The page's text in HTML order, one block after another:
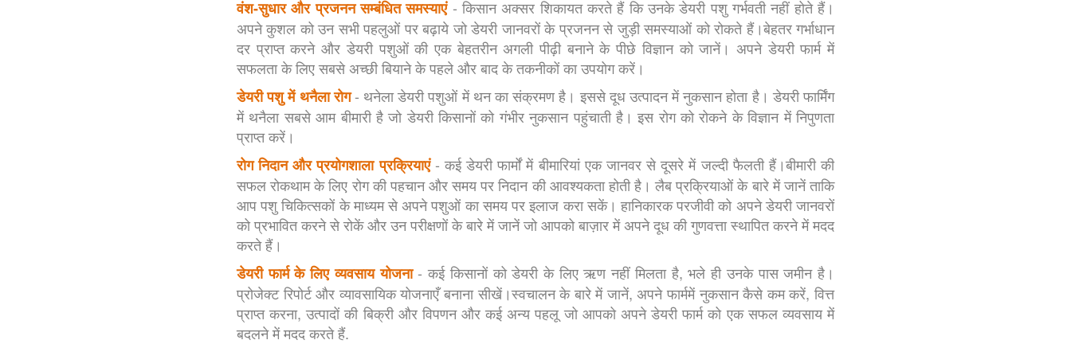
वंश-सुधार और प्रजनन सम्बंधित समस्याएं- किसान अक्सर शिकायत करते हैं कि उनके डेयरी पशु गर्भवती नहीं होते हैं।
अपने कुशल को उन सभी पहलुओं पर बढ़ाये जो डेयरी जानवरों के प्रजनन से जुड़ी समस्याओं को रोकते हैं।बेहतर गर्भाधान
दर प्राप्त करने और डेयरी पशुओं की एक बेहतरीन अगली पीढ़ी बनाने के पीछे विज्ञान को जानें। अपने डेयरी फार्म में
सफलता के लिए सबसे अच्छी बियाने के पहले और बाद के तकनीकों का उपयोग करें।
डेयरी पशु में थनैला रोग- थनेला डेयरी पशुओं में थन का संक्रमण है। इससे दूध उत्पादन में नुकसान होता है। डेयरी फार्मिंग
में थनैला सबसे आम बीमारी है जो डेयरी किसानों को गंभीर नुकसान पहुंचाती है। इस रोग को रोकने के विज्ञान में निपुणता
प्राप्त करें।
रोग निदान और प्रयोगशाला प्रक्रियाएं - कई डेयरी फार्मों में बीमारियां एक जानवर से दूसरे में जल्दी फैलती हैं।बीमारी की
सफल रोकथाम के लिए रोग की पहचान और समय पर निदान की आवश्यकता होती है। लैब प्रक्रियाओं के बारे में जानें ताकि
आप पशु चिकित्सकों के माध्यम से अपने पशुओं का समय पर इलाज करा सकें। हानिकारक परजीवी को अपने डेयरी जानवरों
को प्रभावित करने से रोकें और उन परीक्षणों के बारे में जानें जो आपको बाज़ार में अपने दूध की गुणवत्ता स्थापित करने में मदद
करते हैं।
डेयरी फार्म के लिए व्यवसाय योजना- कई किसानों को डेयरी के लिए ऋण नहीं मिलता है, भले ही उनके पास जमीन है।
प्रोजेक्ट रिपोर्ट और व्यावसायिक योजनाएँ बनाना सीखें।स्वचालन के बारे में जानें, अपने फार्ममें नुकसान कैसे कम करें, वित्त
प्राप्त करना, उत्पादों की बिक्री और विपणन और कई अन्य पहलू जो आपको अपने डेयरी फार्म को एक सफल व्यवसाय में
बदलने में मदद करते हैं.